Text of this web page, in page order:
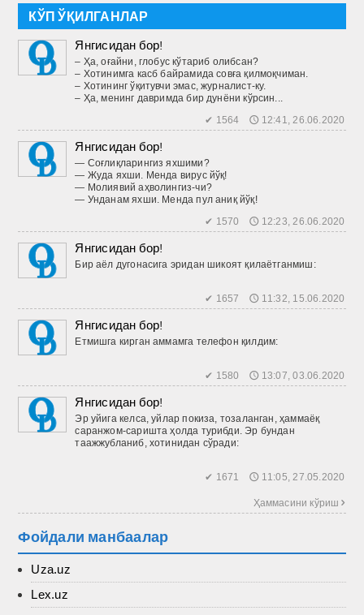
КЎП ЎҚИЛГАНЛАР
Янгисидан бор!
– Ҳа, оғайни, глобус кўтариб олибсан?
– Хотинимга касб байрамида совға қилмоқчиман.
– Хотининг ўқитувчи эмас, журналист-ку.
– Ҳа, менинг давримда бир дунёни кўрсин...
✔ 1564 🕔 12:41, 26.06.2020
Янгисидан бор!
— Соғлиқларингиз яхшими?
— Жуда яхши. Менда вирус йўқ!
— Молиявий аҳволингиз-чи?
— Унданам яхши. Менда пул аниқ йўқ!
✔ 1570 🕔 12:23, 26.06.2020
Янгисидан бор!
Бир аёл дугонасига эридан шикоят қилаётганмиш:
✔ 1657 🕔 11:32, 15.06.2020
Янгисидан бор!
Етмишга кирган аммамга телефон қилдим:
✔ 1580 🕔 13:07, 03.06.2020
Янгисидан бор!
Эр уйига келса, уйлар покиза, тозаланган, ҳаммаёқ
саранжом-саришта ҳолда турибди. Эр бундан
таажжубланиб, хотинидан сўради:
✔ 1671 🕔 11:05, 27.05.2020
Ҳаммасини кўриш 
Фойдали манбаалар
Uza.uz
Lex.uz